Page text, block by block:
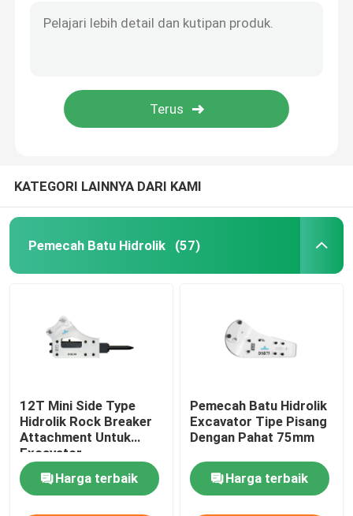
KATEGORI LAINNYA DARI KAMI
Pemecah Batu Hidrolik (57)
12T Mini Side Type
Hidrolik Rock Breaker
Attachment Untuk
Excavator
Harga terbaik
Pemecah Batu Hidrolik
Excavator Tipe Pisang
Dengan Pahat 75mm
Harga terbaik